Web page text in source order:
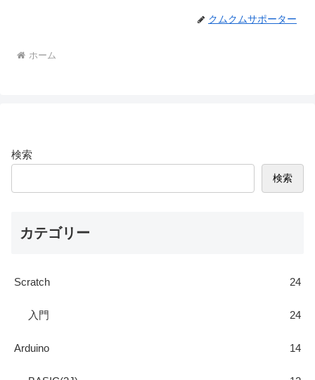
クムクムサポーター
ホーム
検索
検索
カテゴリー
Scratch 24
入門 24
Arduino 14